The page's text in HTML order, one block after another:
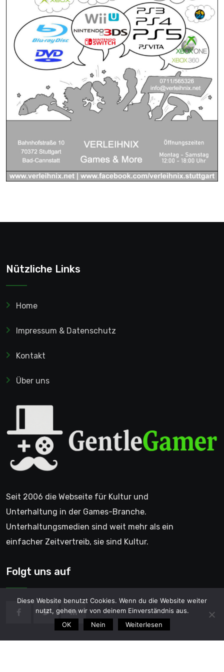
Nützliche Links
Home
Impressum & Datenschutz
Kontakt
Über uns
Seit 2006 die Webseite für Kultur und
Unterhaltung in der Games-Branche.
Unterhaltungsmedien sind weit mehr als ein
einfacher Zeitvertreib, sie sind Kultur.
Folgt uns auf
Diese Website benutzt Cookies. Wenn du die Website weiter
nutzt, gehen wir von deinem Einverständnis aus.
OK
Nein Weiterlesen